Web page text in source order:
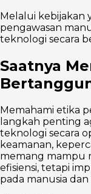
Melalui kebijakan
pengawasan
teknologi secara
Saatnya
Memahami etika
langkah penting
teknologi secara
keamanan,
memang mampu
efisiensi, tetapi
pada manusia dan